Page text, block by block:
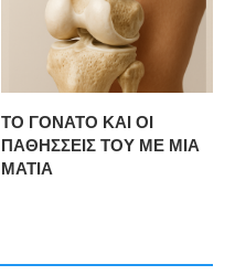
ΤΟ ΓΟΝΑΤΟ ΚΑΙ ΟΙ
ΠΑΘΗΣΣΕΙΣ ΤΟΥ ΜΕ ΜΙΑ
ΜΑΤΙΑ